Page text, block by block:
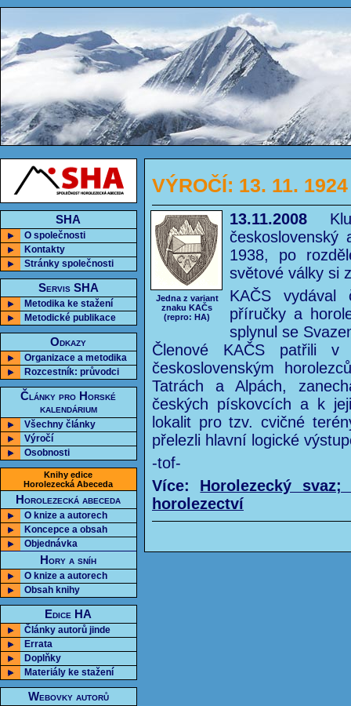
SHA
O společnosti
Kontakty
Stránky společnosti
Servis SHA
Metodika ke stažení
Metodické publikace
Odkazy
Organizace a metodika
Rozcestník: průvodci
Články pro Horské
kalendárium
Všechny články
Výročí
Osobnosti
Knihy edice
Horolezecká Abeceda
Horolezecká abeceda
O knize a autorech
Koncepce a obsah
Objednávka
Hory a sníh
O knize a autorech
Obsah knihy
Edice HA
Články autorů jinde
Errata
Doplňky
Materiály ke stažení
Webovky autorů
VÝROČÍ: 13. 11.
Jedna z variant
znaku KAČs
(repro: HA)
13.11.2008
1938, po
světové války si
KAČS vydával
příručky a
splynul se
Členové KAČS patřili v
československým
Tatrách a Alpách,
českých pískovcích a k
lokalit pro tzv. cvičné
přelezli hlavní logické
-tof-
Více: Horolezecký
horolezectví